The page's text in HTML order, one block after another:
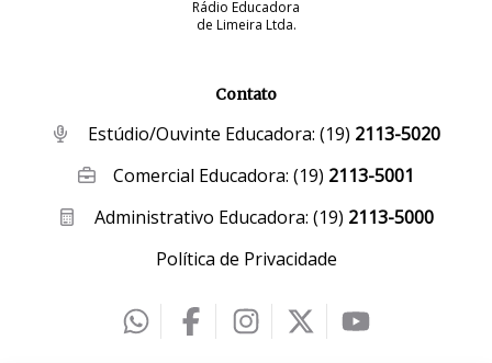
Rádio Educadora
de Limeira Ltda.
Contato
Estúdio/Ouvinte Educadora: (19) 2113-5020
Comercial Educadora:(19) 2113-5001
Administrativo Educadora: (19) 2113-5000
Política de Privacidade